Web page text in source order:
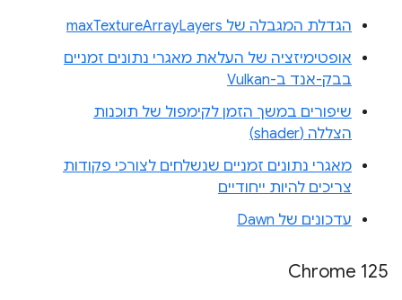
הגדלת המגבלה של maxTextureArrayLayers
אופטימיזציה של העלאת מאגרי נתונים זמניים
בבק-אנד ב-Vulkan
שיפורים במשך הזמן לקימפול של תוכנות
הצללה (shader)
מאגרי נתונים זמניים שנשלחים לצורכי פקודות
צריכים להיות ייחודיים
עדכונים של Dawn
‫Chrome 125